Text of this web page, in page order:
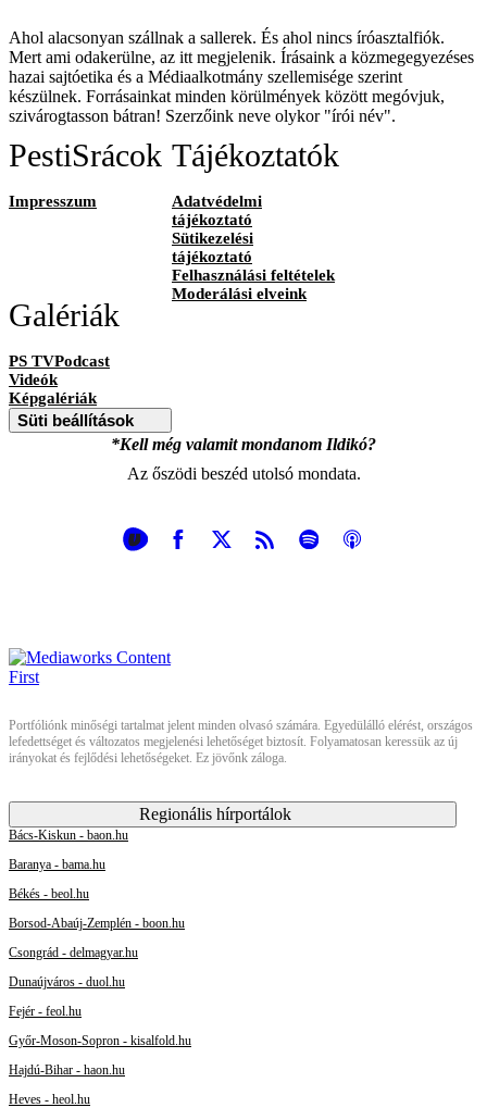
Ahol alacsonyan szállnak a sallerek. És ahol nincs íróasztalfiók.
Mert ami odakerülne, az itt megjelenik. Írásaink a közmegegyezéses
hazai sajtóetika és a Médiaalkotmány szellemisége szerint
készülnek. Forrásainkat minden körülmények között megóvjuk,
szivárogtasson bátran! Szerzőink neve olykor "írói név".
PestiSrácok
Impresszum
Tájékoztatók
Adatvédelmi
tájékoztató
Sütikezelési
tájékoztató
Felhasználási feltételek
Moderálási elveink
Galériák
PS TVPodcast
Videók
Képgalériák
Süti beállítások
*Kell még valamit mondanom Ildikó?
Az őszödi beszéd utolsó mondata.
Portfóliónk minőségi tartalmat jelent minden olvasó számára. Egyedülálló elérést, országos
lefedettséget és változatos megjelenési lehetőséget biztosít. Folyamatosan keressük az új
irányokat és fejlődési lehetőségeket. Ez jövőnk záloga.
Regionális hírportálok
Bács-Kiskun - baon.hu
Baranya - bama.hu
Békés - beol.hu
Borsod-Abaúj-Zemplén - boon.hu
Csongrád - delmagyar.hu
Dunaújváros - duol.hu
Fejér - feol.hu
Győr-Moson-Sopron - kisalfold.hu
Hajdú-Bihar - haon.hu
Heves - heol.hu